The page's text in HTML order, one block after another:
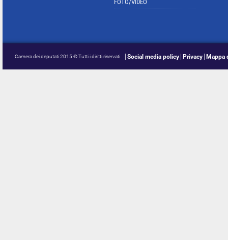
FOTO/VIDEO
Camera dei deputati 2015 © Tutti i diritti riservati Social media policy Privacy Mappa